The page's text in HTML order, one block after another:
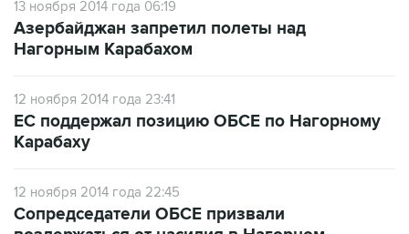
Нагорным Карабахом
12 ноября 2014 года 23:41
Карабаху
12 ноября 2014 года 22:45
воздержаться от насилия в Нагорном
Карабахе